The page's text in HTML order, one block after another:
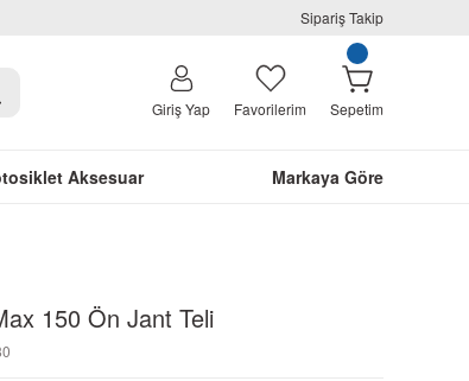
Sipariş Takip
Giriş Yap Favorilerim Sepetim
Aksesuar Markaya Göre
150 Ön Jant Teli